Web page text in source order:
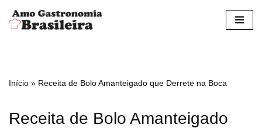
Pular
conteúdo
Início » Receita de Bolo Amanteigado que Derrete na Boca
Receita de Bolo Amanteigado